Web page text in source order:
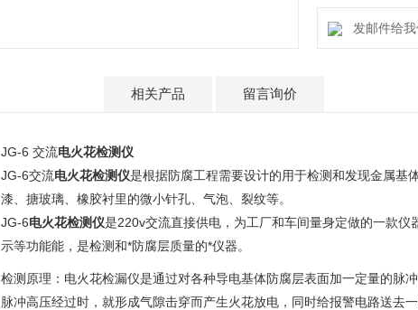
发邮件给
相关产品 留言询价
JG-6 交流电火花检测仪
JG-6交流电火花检测仪是根据防腐工程需要设计的用于检测和发现金属基
漆、搪玻璃、橡胶衬里的微小针孔、气泡、裂纹等。
JG-6电火花检测仪是220v交流直接供电，为工厂和车间量身定做的一款
示等功能能，是检测和*防腐层质量的*仪器。
检测原理：电火花检漏仪是通过对各种导电基体防腐层表面加一定量的脉
脉冲高压经过时，就形成气隙击穿而产生火花放电，同时给报警电路送去